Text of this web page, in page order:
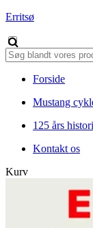
Erritsø
Forside
Mustang
125 års
Kontakt os
Kurv